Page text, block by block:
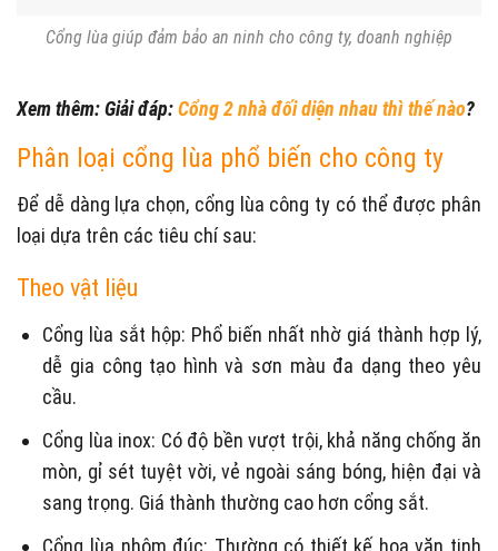
Cổng lùa giúp đảm bảo an ninh cho công ty, doanh nghiệp
Xem thêm: Giải đáp:Cổng 2 nhà đối diện nhau thì thế nào?
Phân loại cổng lùa phổ biến cho công ty
Để dễ dàng lựa chọn, cổng lùa công ty có thể được phân
loại dựa trên các tiêu chí sau:
Theo vật liệu
Cổng lùa sắt hộp: Phổ biến nhất nhờ giá thành hợp lý,
dễ gia công tạo hình và sơn màu đa dạng theo yêu
cầu.
Cổng lùa inox: Có độ bền vượt trội, khả năng chống ăn
mòn, gỉ sét tuyệt vời, vẻ ngoài sáng bóng, hiện đại và
sang trọng. Giá thành thường cao hơn cổng sắt.
Cổng lùa nhôm đúc: Thường có thiết kế hoa văn tinh